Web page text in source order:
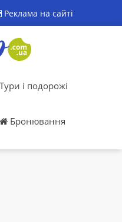
Реклама на сайті
Тури і подорожі
Бронювання